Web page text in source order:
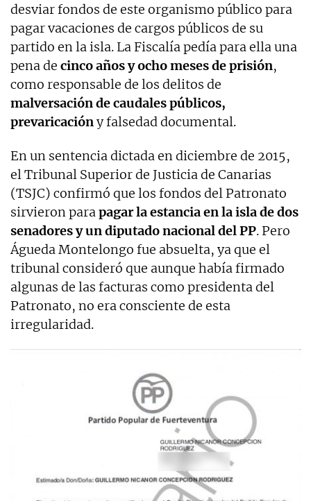
desviar fondos de este organismo público para
pagar vacaciones de cargos públicos de su
partido en la isla. La Fiscalía pedía para ella una
pena de cinco años y ocho meses de prisión,
como responsable de los delitos de
malversación de caudales públicos,
prevaricacióny falsedad documental.
En un sentencia dictada en diciembre de 2015,
el Tribunal Superior de Justicia de Canarias
(TSJC) confirmó que los fondos del Patronato
sirvieron parapagar la estancia en la isla de dos
senadores y un diputado nacional del PP. Pero
Águeda Montelongo fue absuelta, ya que el
tribunal consideró que aunque había firmado
algunas de las facturas como presidenta del
Patronato, no era consciente de esta
irregularidad.